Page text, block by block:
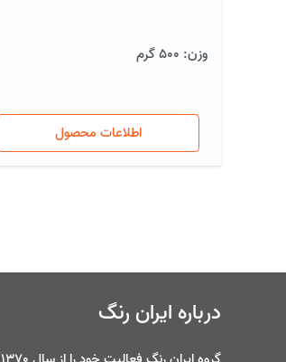
وزن: 500 گرم
اطلاعات محصول
درباره ایران رنگ